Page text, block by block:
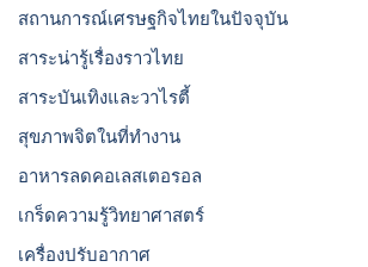
สถานการณ์เศรษฐกิจไทยในปัจจุบัน
สาระน่ารู้เรื่องราวไทย
สาระบันเทิงและวาไรตี้
สุขภาพจิตในที่ทำงาน
อาหารลดคอเลสเตอรอล
เกร็ดความรู้วิทยาศาสตร์
เครื่องปรับอากาศ